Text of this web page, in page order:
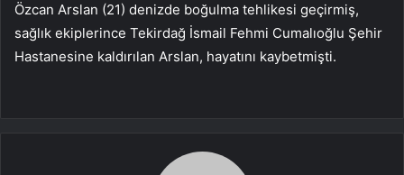
Özcan Arslan (21) denizde boğulma tehlikesi geçirmiş,
sağlık ekiplerince Tekirdağ İsmail Fehmi Cumalıoğlu Şehir
Hastanesine kaldırılan Arslan, hayatını kaybetmişti.